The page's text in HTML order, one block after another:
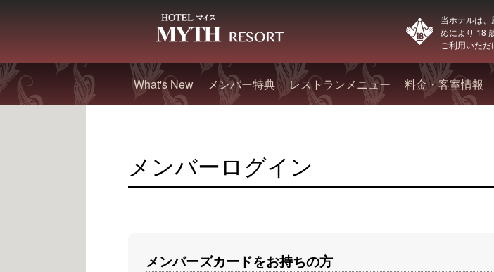
当ホテルは
めにより 18
ご利用いただ
What's New メンバー特典 レストランメニュー 料金・客室情報
メンバーログイン
メンバーズカードをお持ちの方